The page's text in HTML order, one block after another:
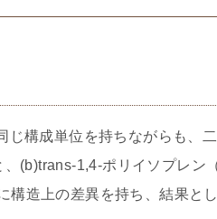
構成単位を持ちながらも、
(b)trans-1,4-ポリイソプレン
造上の差異を持ち、結果と